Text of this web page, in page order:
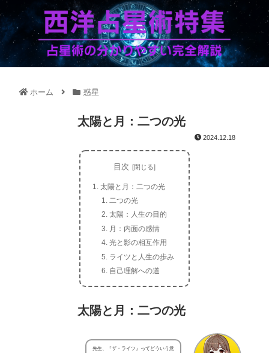
ホーム 惑星
太陽と月：二つの光
2024.12.18
目次
太陽と月：二つの光
二つの光
太陽：人生の目的
月：内面の感情
光と影の相互作用
ライツと人生の歩み
自己理解への道
太陽と月：二つの光
先生、『ザ・ライツ』ってどういう意